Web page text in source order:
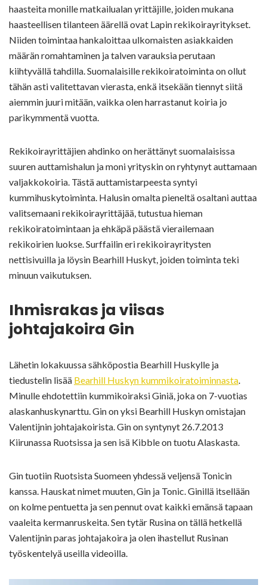
haasteita monille matkailualan yrittäjille, joiden mukana
haasteellisen tilanteen äärellä ovat Lapin rekikoirayritykset.
Niiden toimintaa hankaloittaa ulkomaisten asiakkaiden
määrän romahtaminen ja talven varauksia perutaan
kiihtyvällä tahdilla. Suomalaisille rekikoiratoiminta on ollut
tähän asti valitettavan vierasta, enkä itsekään tiennyt siitä
aiemmin juuri mitään, vaikka olen harrastanut koiria jo
parikymmentä vuotta.
Rekikoirayrittäjien ahdinko on herättänyt suomalaisissa
suuren auttamishalun ja moni yrityskin on ryhtynyt auttamaan
valjakkokoiria. Tästä auttamistarpeesta syntyi
kummihuskytoiminta. Halusin omalta pieneltä osaltani auttaa
valitsemaani rekikoirayrittäjää, tutustua hieman
rekikoiratoimintaan ja ehkäpä päästä vierailemaan
rekikoirien luokse. Surffailin eri rekikoirayritysten
nettisivuilla ja löysin Bearhill Huskyt, joiden toiminta teki
minuun vaikutuksen.
Ihmisrakas ja viisas
johtajakoira Gin
Lähetin lokakuussa sähköpostia Bearhill Huskylle ja
tiedustelin lisää Bearhill Huskyn kummikoiratoiminnasta.
Minulle ehdotettiin kummikoiraksi Giniä, joka on 7-vuotias
alaskanhuskynarttu. Gin on yksi Bearhill Huskyn omistajan
Valentijnin johtajakoirista. Gin on syntynyt 26.7.2013
Kiirunassa Ruotsissa ja sen isä Kibble on tuotu Alaskasta.
Gin tuotiin Ruotsista Suomeen yhdessä veljensä Tonicin
kanssa. Hauskat nimet muuten, Gin ja Tonic. Ginillä itsellään
on kolme pentuetta ja sen pennut ovat kaikki emänsä tapaan
vaaleita kermanruskeita. Sen tytär Rusina on tällä hetkellä
Valentijnin paras johtajakoira ja olen ihastellut Rusinan
työskentelyä useilla videoilla.